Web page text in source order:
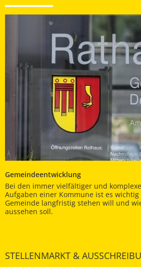
Gemeindeentwicklung
Bei den immer vielfältiger und
Aufgaben einer Kommune ist es
Gemeinde langfristig stehen will und
aussehen soll.
STELLENMARKT &